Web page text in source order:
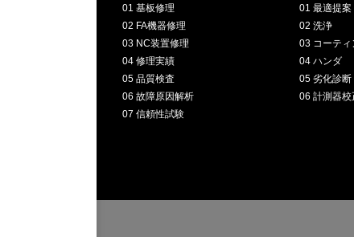
お客様インタビュー
RECRUIT
採用情報
01 基板修理
02 FA機器修理
03 NC装置修理
04 修理実績
05 品質検査
06 故障原因解析
07 信頼性試験
01 最適提案
02 洗浄
03 コーティ
04 ハンダ
05 劣化診断
06 計測器校